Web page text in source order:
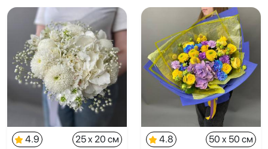
4.9
25 x 20 см
4.8
50 x 50 см